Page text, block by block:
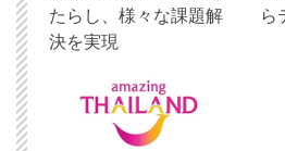
たらし、様々な課題解
決を実現
ら